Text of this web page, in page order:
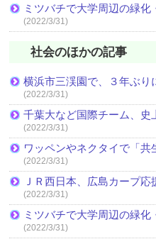
ミツバチで大学周辺の緑
(2022/3/31)
社会のほかの記事
横浜市三渓園で、３年ぶ
(2022/3/31)
千葉大など国際チーム、史
(2022/3/31)
ワッペンやネクタイで「共
(2022/3/31)
ＪＲ西日本、広島カープ応
(2022/3/31)
ミツバチで大学周辺の緑
(2022/3/31)